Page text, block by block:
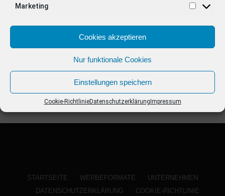
Marketing
Cookies akzeptieren
Nur funktionale Cookies
Einstellungen speichern
Cookie-RichtlinieDatenschutzerklärung Impressum
STARTSEITE WERBEFORMATE
UNTERNEHMEN
DATENSCHUTZERKLÄRUNG
COOKIE-RICHTLINIE